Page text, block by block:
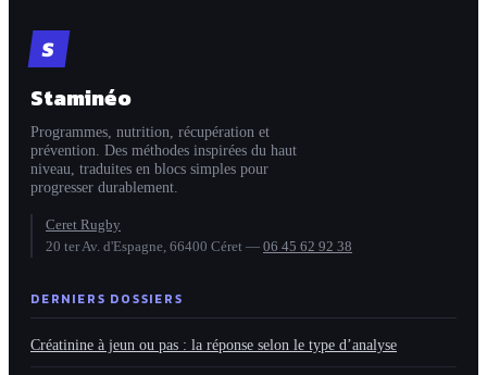
indispensables et
5 compléments
pour optimiser
vos performances
S
Staminéo
Programmes, nutrition, récupération et
prévention. Des méthodes inspirées du haut
niveau, traduites en blocs simples pour
progresser durablement.
Ceret Rugby
20 ter Av. d'Espagne, 66400 Céret — 06 45 62 92 38
DERNIERS DOSSIERS
Créatinine à jeun ou pas : la réponse selon le type d’analyse